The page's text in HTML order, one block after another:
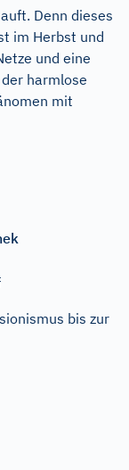
Denn dieses
im Herbst und
und eine
harmlose
mit
bis zur